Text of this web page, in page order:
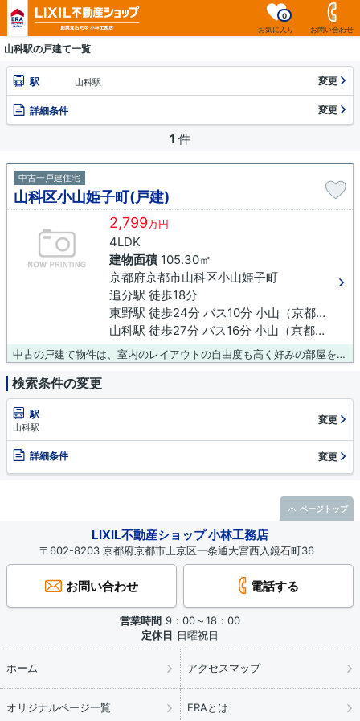
お気に入り
0
お問い合わせ
山科駅の戸建て一覧
駅 山科駅 変更
詳細条件 変更
1 件
中古一戸建住宅
山科区小山姫子町(戸建)
2,799万円
4LDK
建物面積105.30㎡
京都府京都市山科区小山姫子町
追分駅 徒歩18分
東野駅 徒歩24分 バス10分 小山（京都府）下車 徒歩6分
山科駅 徒歩27分 バス16分 小山（京都府）下車 徒歩6分
中古の戸建て物件は、室内のレイアウトの自由度も高く好みの部屋を作れます。平坦地の物件は、アップダウンが少ないので買い物での移動も楽になりますね。土地面積98.37㎡(公簿)でニーズの高い中古一戸建です。立地している第一種中高層住居専用地域は、病院や老人福祉センターなどの医療福祉施設も建てることができます。不動産を購入する上で、交通アクセスを重視するのであれば、追分周辺はいかがですか。物件の詳細情報などはお気軽にお問い合わせください。
検索条件の変更
駅
山科駅
変更
詳細条件 変更
LIXIL不動産ショップ 小林工務店
〒602-8203 京都府京都市上京区一条通大宮西入鏡石町36
お問い合わせ 電話する
営業時間 9：00～18：00
定休日 日曜祝日
ホーム アクセスマップ
オリジナルページ一覧 ERAとは
ページトップ